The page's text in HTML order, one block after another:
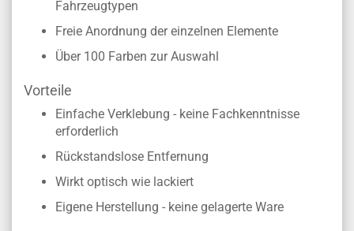
Fahrzeugtypen
Freie Anordnung der einzelnen Elemente
Über 100 Farben zur Auswahl
Vorteile
Einfache Verklebung - keine Fachkenntnisse
erforderlich
Rückstandslose Entfernung
Wirkt optisch wie lackiert
Eigene Herstellung - keine gelagerte Ware